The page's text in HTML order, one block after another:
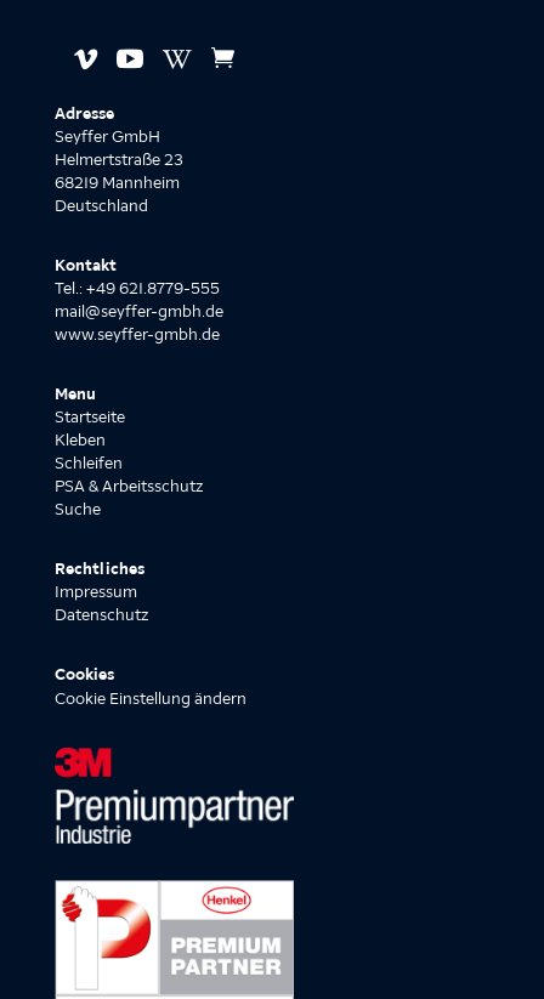
   
Adresse
Seyffer GmbH
Helmertstraße 23
68219 Mannheim
Deutschland
Kontakt
Tel.: +49 621.8779-555
mail@seyffer-gmbh.de
www.seyffer-gmbh.de
Menu
Startseite
Kleben
Schleifen
PSA & Arbeitsschutz
Suche
Rechtliches
Impressum
Datenschutz
Cookies
Cookie Einstellung ändern